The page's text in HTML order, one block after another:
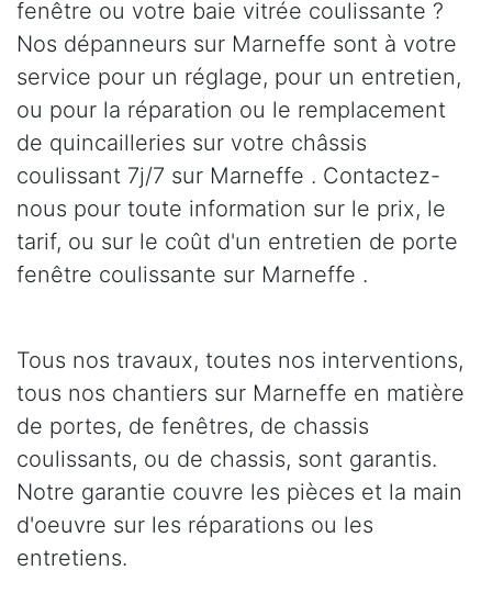
fenêtre ou votre baie vitrée coulissante ?
Nos dépanneurs sur Marneffe sont à votre
service pour un réglage, pour un entretien,
ou pour la réparation ou le remplacement
de quincailleries sur votre châssis
coulissant 7j/7 sur Marneffe . Contactez-
nous pour toute information sur le prix, le
tarif, ou sur le coût d'un entretien de porte
fenêtre coulissante sur Marneffe .
Tous nos travaux, toutes nos interventions,
tous nos chantiers sur Marneffe en matière
de portes, de fenêtres, de chassis
coulissants, ou de chassis, sont garantis.
Notre garantie couvre les pièces et la main
d'oeuvre sur les réparations ou les
entretiens.